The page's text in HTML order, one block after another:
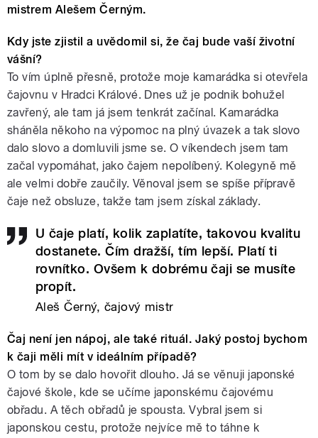
mistrem Alešem Černým.
Kdy jste zjistil a uvědomil si, že čaj bude vaší životní
vášní?
To vím úplně přesně, protože moje kamarádka si otevřela
čajovnu v Hradci Králové. Dnes už je podnik bohužel
zavřený, ale tam já jsem tenkrát začínal. Kamarádka
sháněla někoho na výpomoc na plný úvazek a tak slovo
dalo slovo a domluvili jsme se. O víkendech jsem tam
začal vypomáhat, jako čajem nepolíbený. Kolegyně mě
ale velmi dobře zaučily. Věnoval jsem se spíše přípravě
čaje než obsluze, takže tam jsem získal základy.
U čaje platí, kolik zaplatíte, takovou kvalitu
dostanete. Čím dražší, tím lepší. Platí ti
rovnítko. Ovšem k dobrému čaji se musíte
propít.
Aleš Černý, čajový mistr
Čaj není jen nápoj, ale také rituál. Jaký postoj bychom
k čaji měli mít v ideálním případě?
O tom by se dalo hovořit dlouho. Já se věnuji japonské
čajové škole, kde se učíme japonskému čajovému
obřadu. A těch obřadů je spousta. Vybral jsem si
japonskou cestu, protože nejvíce mě to táhne k